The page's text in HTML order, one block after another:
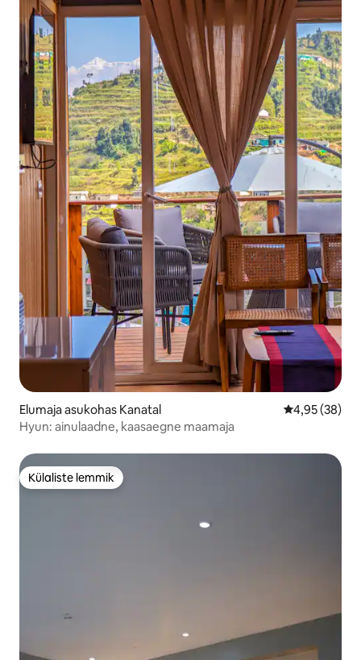
Elumaja asukohas Kanatal Keskmine
4,95 (38)
Hyun: ainulaadne, kaasaegne maamaja
Külaliste lemmik
Külaliste lemmik